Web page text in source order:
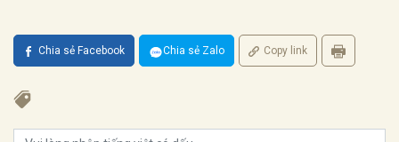
Chia sẻ Facebook Chia sẻ Zalo Copy link